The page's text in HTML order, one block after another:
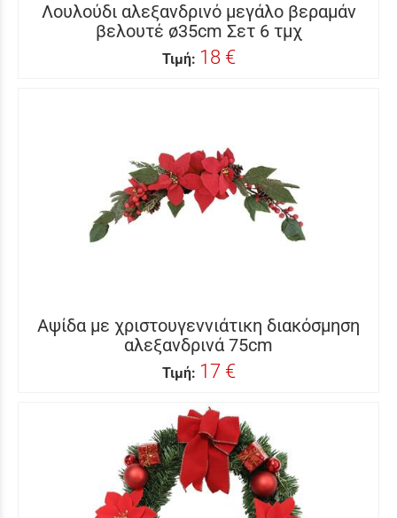
Λουλούδι αλεξανδρινό μεγάλο βεραμάν
βελουτέ ø35cm Σετ 6 τμχ
Τιμή: 18 €
Αψίδα με χριστουγεννιάτικη διακόσμηση
αλεξανδρινά 75cm
Τιμή: 17 €